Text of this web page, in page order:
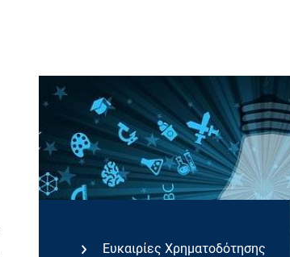
Ευκαιρίες Χρηματοδότησης